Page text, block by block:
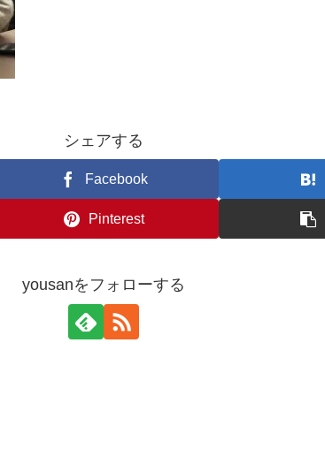
シェアする
Facebook
Pinterest
yousanをフォローする